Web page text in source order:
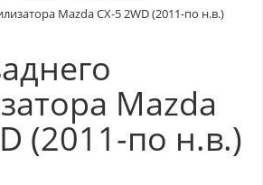
Mazda CX-5 2WD (2011-по н.в.)
Mazda
(2011-по н.в.)